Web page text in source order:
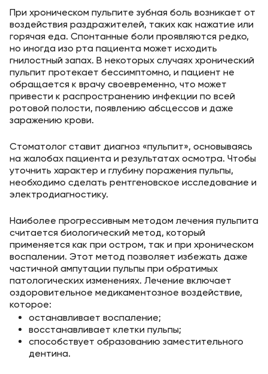
При хроническом пульпите зубная боль возникает от
воздействия раздражителей, таких как нажатие или
горячая еда. Спонтанные боли проявляются редко,
но иногда изо рта пациента может исходить
гнилостный запах. В некоторых случаях хронический
пульпит протекает бессимптомно, и пациент не
обращается к врачу своевременно, что может
привести к распространению инфекции по всей
ротовой полости, появлению абсцессов и даже
заражению крови.
Стоматолог ставит диагноз «пульпит», основываясь
на жалобах пациента и результатах осмотра. Чтобы
уточнить характер и глубину поражения пульпы,
необходимо сделать рентгеновское исследование и
электродиагностику.
Наиболее прогрессивным методом лечения пульпита
считается биологический метод, который
применяется как при остром, так и при хроническом
воспалении. Этот метод позволяет избежать даже
частичной ампутации пульпы при обратимых
патологических изменениях. Лечение включает
оздоровительное медикаментозное воздействие,
которое:
останавливает воспаление;
восстанавливает клетки пульпы;
способствует образованию заместительного
дентина.